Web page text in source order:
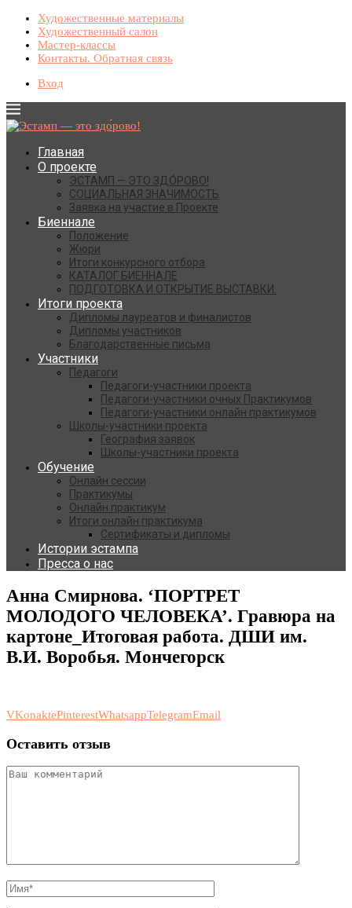
Художественные материалы
Художественный салон
Мастер-классы
Контакты. Обратная связь
Вход
Главная
О проекте
ЭСТАМП — ЭТО ЗДО́РОВО!
СОЦИАЛЬНАЯ ЗНАЧИМОСТЬ
Заявка на участие в Проекте
Биеннале
Положение
Жюри
Итоги конкурсного отбора
КАТАЛОГ БИЕННАЛЕ
ПОДГОТОВКА И ОТКРЫТИЕ ВЫСТАВКИ.
Итоги проекта
Дипломы лауреатов и финалистов
Дипломы участников
Благодарственные письма
Участники
Педагоги
Педагоги-участники проекта
Педагоги-участники очных Практикумов
Педагоги-участники онлайн практикумов
Школы-участники проекта
География заявок
Школы-участники проекта
Обучение
Онлайн сессии
Практикумы
Онлайн практикум
Итоги онлайн практикума
Сертификаты и дипломы
Истории эстампа
Пресса о нас
Анна Смирнова. ‘ПОРТРЕТ
МОЛОДОГО ЧЕЛОВЕКА’. Гравюра на
картоне_Итоговая работа. ДШИ им.
В.И. Воробья. Мончегорск
VKonaktePinterestWhatsappTelegramEmail
Оставить отзыв